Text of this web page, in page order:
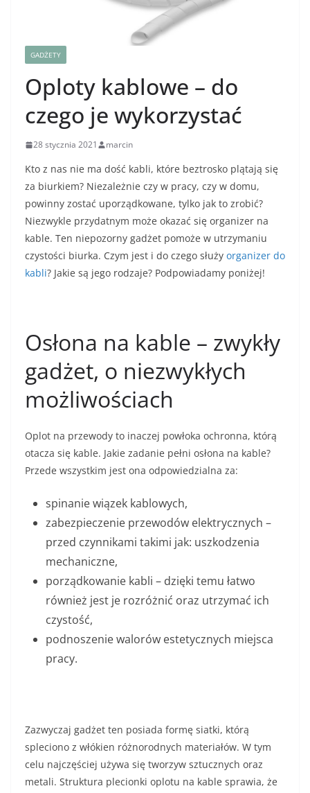
GADŻETY
Oploty kablowe – do
czego je wykorzystać
28 stycznia 2021 marcin
Kto z nas nie ma dość kabli, które beztrosko plątają się
za biurkiem? Niezależnie czy w pracy, czy w domu,
powinny zostać uporządkowane, tylko jak to zrobić?
Niezwykle przydatnym może okazać się organizer na
kable. Ten niepozorny gadżet pomoże w utrzymaniu
czystości biurka. Czym jest i do czego służy organizer do
kabli? Jakie są jego rodzaje? Podpowiadamy poniżej!
Osłona na kable – zwykły
gadżet, o niezwykłych
możliwościach
Oplot na przewody to inaczej powłoka ochronna, którą
otacza się kable. Jakie zadanie pełni osłona na kable?
Przede wszystkim jest ona odpowiedzialna za:
spinanie wiązek kablowych,
zabezpieczenie przewodów elektrycznych –
przed czynnikami takimi jak: uszkodzenia
mechaniczne,
porządkowanie kabli – dzięki temu łatwo
również jest je rozróżnić oraz utrzymać ich
czystość,
podnoszenie walorów estetycznych miejsca
pracy.
Zazwyczaj gadżet ten posiada formę siatki, którą
spleciono z włókien różnorodnych materiałów. W tym
celu najczęściej używa się tworzyw sztucznych oraz
metali. Struktura plecionki oplotu na kable sprawia, że